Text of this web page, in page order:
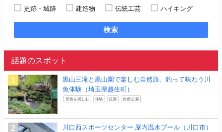
史跡・城跡
建造物 伝統工芸 ハイキング
検索
話題のスポット
黒山三滝と黒山園で楽しむ自然旅、釣って味わう川
魚体験（埼玉県越生町）
景色を楽しむ 体験 紅葉 自然公園
川口西スポーツセンター 屋内温水プール（川口市）